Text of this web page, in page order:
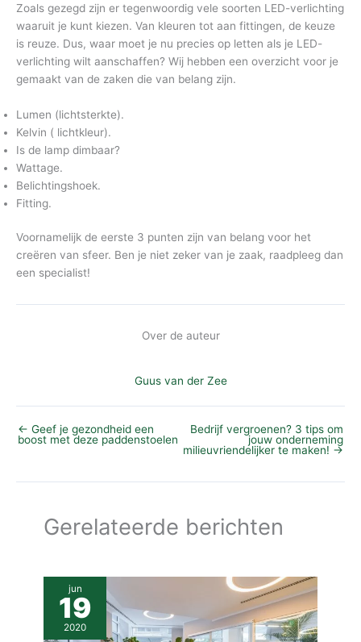
Zoals gezegd zijn er tegenwoordig vele soorten LED-verlichting
waaruit je kunt kiezen. Van kleuren tot aan fittingen, de keuze
is reuze. Dus, waar moet je nu precies op letten als je LED-
verlichting wilt aanschaffen? Wij hebben een overzicht voor je
gemaakt van de zaken die van belang zijn.
Lumen (lichtsterkte).
Kelvin ( lichtkleur).
Is de lamp dimbaar?
Wattage.
Belichtingshoek.
Fitting.
Voornamelijk de eerste 3 punten zijn van belang voor het
creëren van sfeer. Ben je niet zeker van je zaak, raadpleeg dan
een specialist!
Over de auteur
Guus van der Zee
← Geef je gezondheid een
boost met deze paddenstoelen
Bedrijf vergroenen? 3 tips om
jouw onderneming
milieuvriendelijker te maken! →
Gerelateerde berichten
jun
19
2020